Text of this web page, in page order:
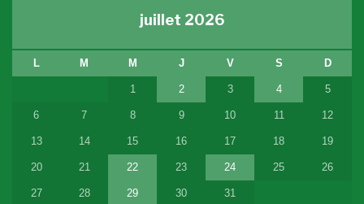
juillet 2026
L M M J V S D
1 2 3 4 5
6 7 8 9 10 11 12
13 14 15 16 17 18 19
20 21 22 23 24 25 26
27 28 29 30
31